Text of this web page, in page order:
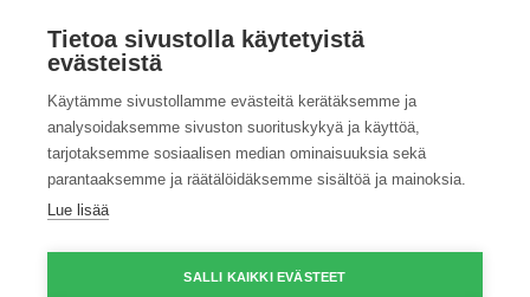
Tilaa
Twitter FacebookYouTubeInstagramLinkedIn
Tietoa sivustolla käytetyistä
evästeistä
Käytämme sivustollamme evästeitä kerätäksemme ja
analysoidaksemme sivuston suorituskykyä ja käyttöä,
tarjotaksemme sosiaalisen median ominaisuuksia sekä
parantaaksemme ja räätälöidäksemme sisältöä ja mainoksia.
Lue lisää
SALLI KAIKKI EVÄSTEET